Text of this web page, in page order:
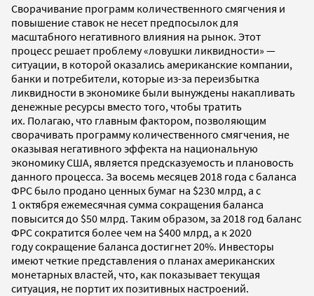
Сворачивание программ количественного смягчения и
повышение ставок не несет предпосылок для
масштабного негативного влияния на рынок. Этот
процесс решает проблему «ловушки ликвидности» —
ситуации, в которой оказались американские компании,
банки и потребители, которые из-за переизбытка
ликвидности в экономике были вынуждены накапливать
денежные ресурсы вместо того, чтобы тратить
их. Полагаю, что главным фактором, позволяющим
сворачивать программу количественного смягчения, не
оказывая негативного эффекта на национальную
экономику США, является предсказуемость и плановость
данного процесса. За восемь месяцев 2018 года с баланса
ФРС было продано ценных бумаг на $230 млрд, а с
1 октября ежемесячная сумма сокращения баланса
повысится до $50 млрд. Таким образом, за 2018 год баланс
ФРС сократится более чем на $400 млрд, а к 2020
году сокращение баланса достигнет 20%. Инвесторы
имеют четкие представления о планах американских
монетарных властей, что, как показывает текущая
ситуация, не портит их позитивных настроений.